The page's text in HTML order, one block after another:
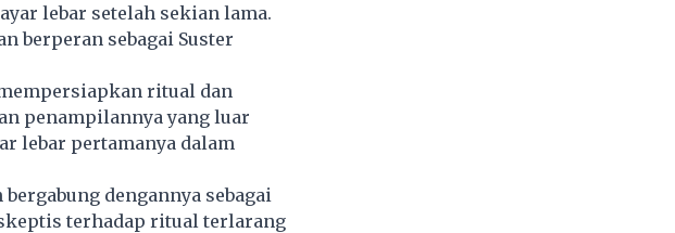
lebar setelah sekian lama.
berperan sebagai Suster
ritual dan
penampilannya yang luar
lebar pertamanya dalam
dengannya sebagai
terhadap ritual terlarang